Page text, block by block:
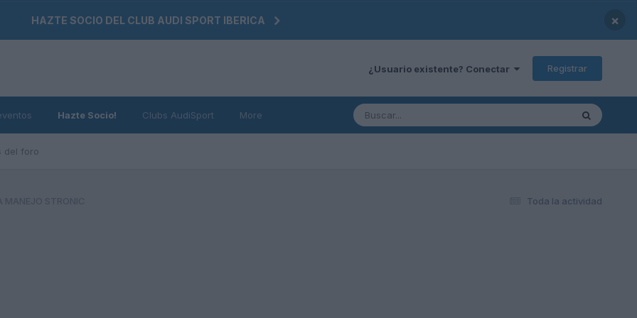
HAZTE SOCIO DEL CLUB AUDI SPORT IBERICA ×
¿Usuario existente? Conectar Registrar
del foro
Hazte Socio! Clubs AudiSport More
Toda la actividad